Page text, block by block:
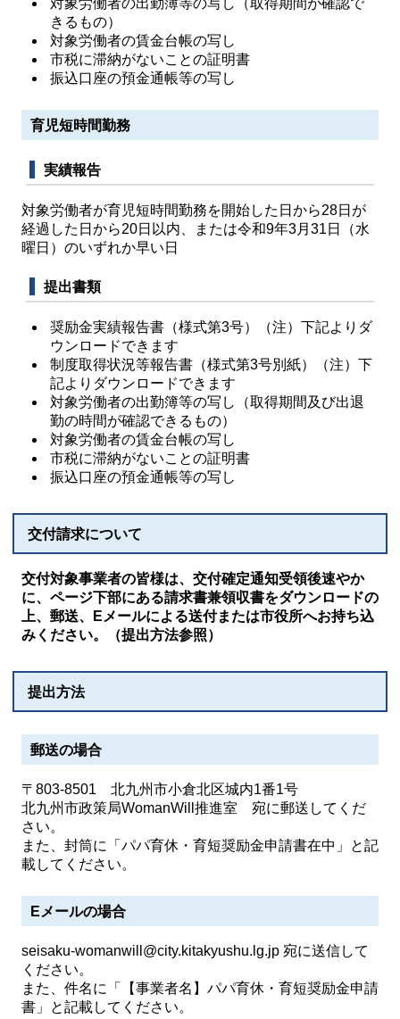
対象労働者の出勤簿等の写し（取得期間が確認で
きるもの）
対象労働者の賃金台帳の写し
市税に滞納がないことの証明書
振込口座の預金通帳等の写し
育児短時間勤務
実績報告
対象労働者が育児短時間勤務を開始した日から28日が
経過した日から20日以内、または令和9年3月31日（水
曜日）のいずれか早い日
提出書類
奨励金実績報告書（様式第3号）（注）下記よりダ
ウンロードできます
制度取得状況等報告書（様式第3号別紙）（注）下
記よりダウンロードできます
対象労働者の出勤簿等の写し（取得期間及び出退
勤の時間が確認できるもの）
対象労働者の賃金台帳の写し
市税に滞納がないことの証明書
振込口座の預金通帳等の写し
交付請求について
交付対象事業者の皆様は、交付確定通知受領後速やか
に、ページ下部にある請求書兼領収書をダウンロードの
上、郵送、Eメールによる送付または市役所へお持ち込
みください。（提出方法参照）
提出方法
郵送の場合
〒803-8501 北九州市小倉北区城内1番1号
北九州市政策局WomanWill推進室 宛に郵送してくだ
さい。
また、封筒に「パパ育休・育短奨励金申請書在中」と記
載してください。
Eメールの場合
seisaku-womanwill@city.kitakyushu.lg.jp 宛に送信して
ください。
また、件名に「【事業者名】パパ育休・育短奨励金申請
書」と記載してください。